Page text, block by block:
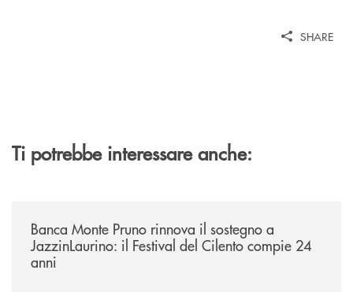
SHARE
Ti potrebbe interessare anche:
Banca Monte Pruno rinnova il sostegno a
JazzinLaurino: il Festival del Cilento compie 24
anni